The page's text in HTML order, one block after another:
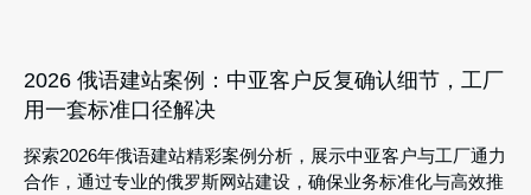
2026 俄语建站案例：中亚客户反复确认细节，工厂
用一套标准口径解决
探索2026年俄语建站精彩案例分析，展示中亚客户与工厂通力
合作，通过专业的俄罗斯网站建设，确保业务标准化与高效推